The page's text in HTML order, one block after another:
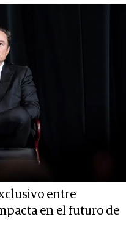
entre
en el futuro de